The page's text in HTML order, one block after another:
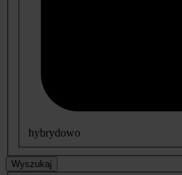
hybrydowo
Wyszukaj